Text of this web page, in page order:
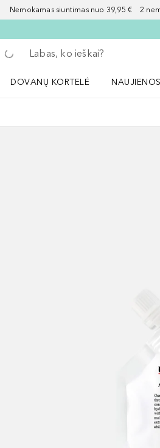
Nemokamas siuntimas nuo 39,95 € 2
Grįžk atgal
Vykdykite paiešką
DOVANŲ KORTELĖ